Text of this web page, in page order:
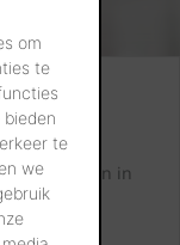
om
te
te
we
u
letten bij
welke
maken en
maakt.
maken in